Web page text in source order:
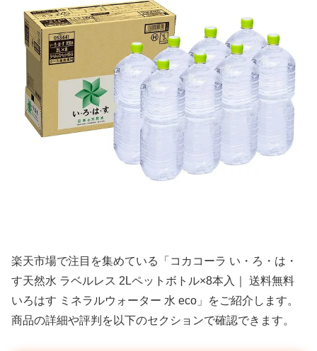
楽天市場で注目を集めている「コカコーラ い・ろ・は・
す天然水 ラベルレス 2Lペットボトル×8本入｜ 送料無料
いろはす ミネラルウォーター 水 eco」をご紹介します。
商品の詳細や評判を以下のセクションで確認できます。